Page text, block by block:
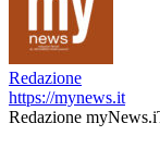
Redazione
https://mynews.it
Redazione